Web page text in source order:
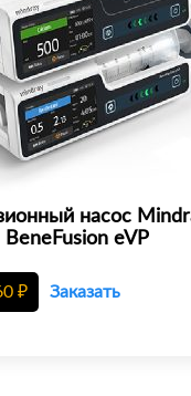
насос
BeneFusion eVP
₽ Заказать